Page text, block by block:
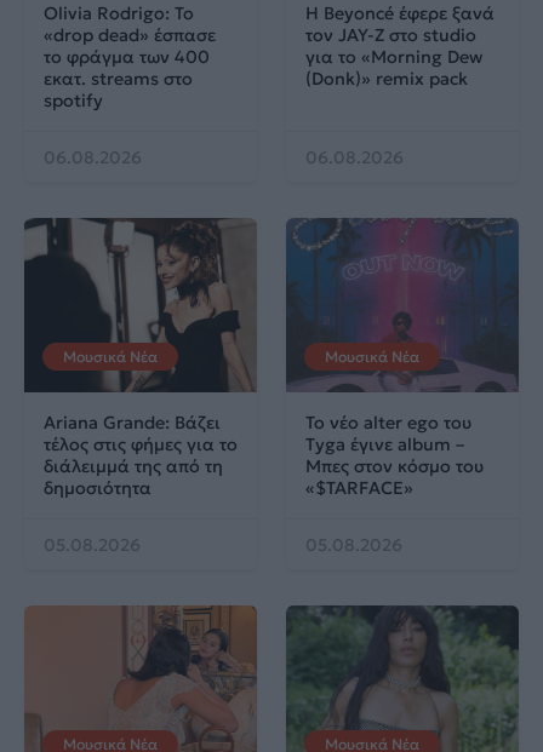
Olivia Rodrigo: To
«drop dead» έσπασε
το φράγμα των 400
εκατ. streams στο
spotify
06.08.2026
Η Beyoncé έφερε ξανά
τον JAY-Z στο studio
για το «Morning Dew
(Donk)» remix pack
06.08.2026
Μουσικά Νέα
Ariana Grande: Βάζει
τέλος στις φήμες για το
διάλειμμά της από τη
δημοσιότητα
05.08.2026
Μουσικά Νέα
Το νέο alter ego του
Tyga έγινε album –
Μπες στον κόσμο του
«$TARFACE»
05.08.2026
Μουσικά Νέα Μουσικά Νέα